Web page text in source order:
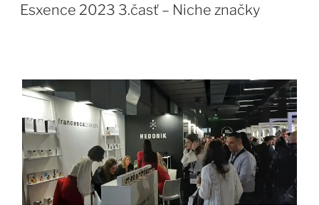
Esxence 2023 3.časť – Niche značky